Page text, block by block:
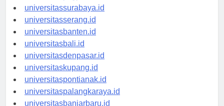
universitasyogyakarta.id
universitassurabaya.id
universitasserang.id
universitasbanten.id
universitasbali.id
universitasdenpasar.id
universitaskupang.id
universitaspontianak.id
universitaspalangkaraya.id